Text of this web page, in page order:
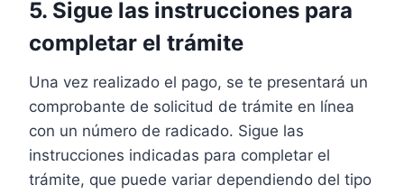
5. Sigue las instrucciones para
completar el trámite
Una vez realizado el pago, se te presentará un
comprobante de solicitud de trámite en línea
con un número de radicado. Sigue las
instrucciones indicadas para completar el
trámite, que puede variar dependiendo del tipo